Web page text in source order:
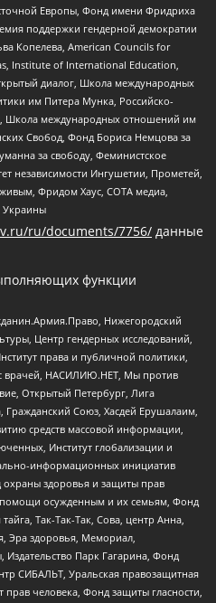
Европы, Фонд имени Фридриха
поддержки гендерной демократии
Копелева, American Councils for
Institute of International Education,
диалог, Школа международных
им Питера Мунка, Российско-
Школа международных отношений им
Свобод, Фонд Бориса Немцова за
за свободу, Феминистское
независимости Ингушетии, Прометей,
Фридом Хаус, СОТА медиа,
Украины
ru/documents/7756/ данные
функции
Нижегородский
Центр гендерных исследований,
права и публичной политики,
врачей, НАСИЛИЮ.НЕТ, Мы против
Открытый Петербург, Лига
Гражданский Союз, Хасдей Ерушалаим,
средств массовой информации,
Институт глобализации и
информационных инициатив
охраны здоровья и защиты прав
осужденным и их семьям, Фонд
Так-Так-Так, Сова, центр Анна,
Эра здоровья, Мемориал,
Парк Гагарина, Фонд
СИБАЛЬТ, Уральская правозащитная
человека, Фонд защиты гласности,